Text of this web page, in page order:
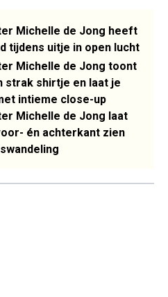
Michelle de Jong heeft
tijdens uitje in open lucht
Michelle de Jong toont
strak shirtje en laat je
intieme close-up
Michelle de Jong laat
én achterkant zien